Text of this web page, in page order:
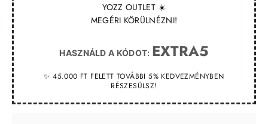
YOZZ OUTLET ☀️
MEGÉRI KÖRÜLNÉZNI!
HASZNÁLD A KÓDOT: EXTRA5
✨ 45.000 FT FELETT TOVÁBBI 5% KEDVEZMÉNYBEN
RÉSZESÜLSZ!